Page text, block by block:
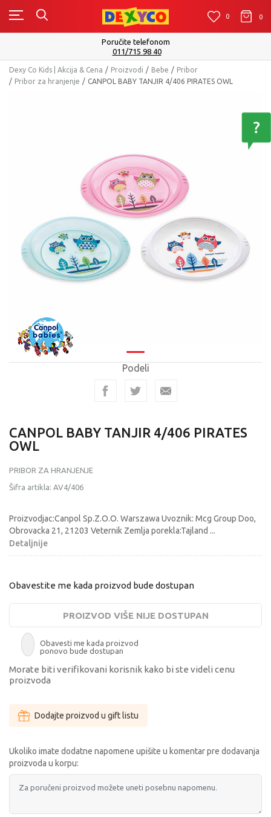
0 0 0
Isporuku možete očekivati u roku od
Dexy Co Kids | Akcija & Cena Proizvodi Bebe
Pribor
Pribor za hranjenje
CANPOL BABY TANJIR 4/406 PIRATES OWL
Podeli
CANPOL BABY TANJIR 4/406 PIRATES
OWL
PRIBOR ZA HRANJENJE
Šifra artikla: AV4/406
Proizvodjac:Canpol Sp.Z.O.O. Warszawa Uvoznik: Mcg Group Doo,
Obrovacka 21, 21203 Veternik Zemlja porekla:Tajland ...
Detaljnije
Obavestite me kada proizvod bude dostupan
PROIZVOD VIŠE NIJE DOSTUPAN
Obavesti me kada proizvod
ponovo bude dostupan
Morate biti verifikovani korisnik kako bi ste videli cenu
proizvoda
Dodajte proizvod u gift listu
Ukoliko imate dodatne napomene upišite u komentar pre dodavanja
proizvoda u korpu: